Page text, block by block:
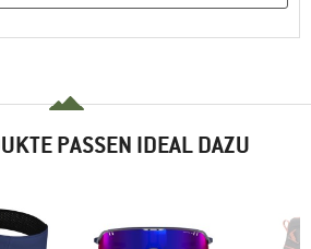
PASSEN IDEAL DAZU